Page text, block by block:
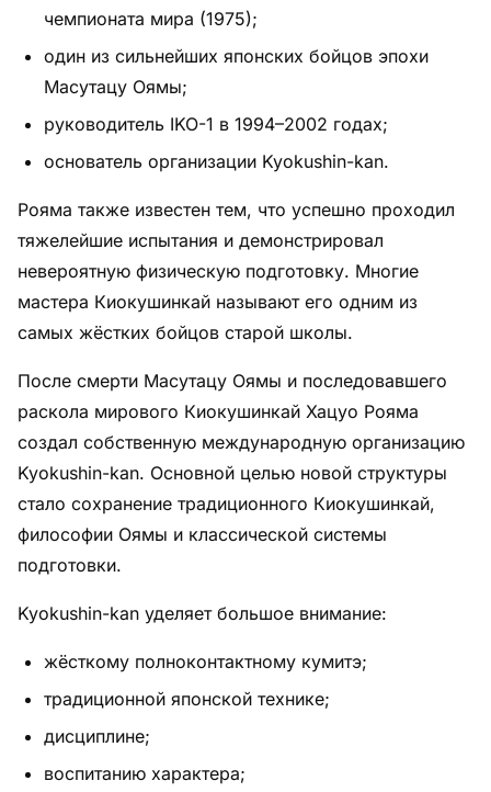
чемпионата мира (1975);
один из сильнейших японских бойцов эпохи
Масутацу Оямы;
руководитель IKO-1 в 1994–2002 годах;
основатель организации Kyokushin-kan.
Рояма также известен тем, что успешно проходил
тяжелейшие испытания и демонстрировал
невероятную физическую подготовку. Многие
мастера Киокушинкай называют его одним из
самых жёстких бойцов старой школы.
После смерти Масутацу Оямы и последовавшего
раскола мирового Киокушинкай Хацуо Рояма
создал собственную международную организацию
Kyokushin-kan. Основной целью новой структуры
стало сохранение традиционного Киокушинкай,
философии Оямы и классической системы
подготовки.
Kyokushin-kan уделяет большое внимание:
жёсткому полноконтактному кумитэ;
традиционной японской технике;
дисциплине;
воспитанию характера;